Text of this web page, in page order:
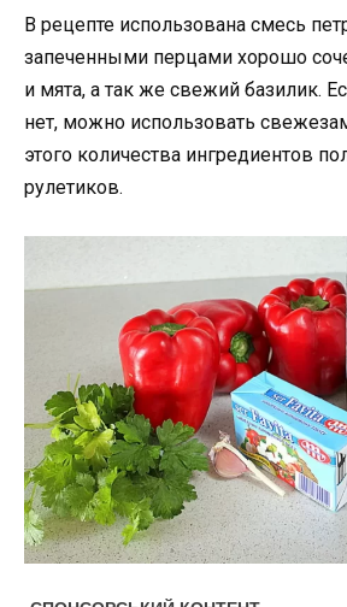
В рецепте использована смесь
запеченными перцами хорошо
и мята, а так же свежий базилик.
нет, можно использовать
этого количества ингредиентов
рулетиков.